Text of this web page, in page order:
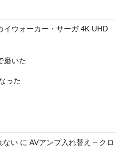
ウォーカー・サーガ 4K UHD
磨いた
った
ない に AVアンプ入れ替え – クロ